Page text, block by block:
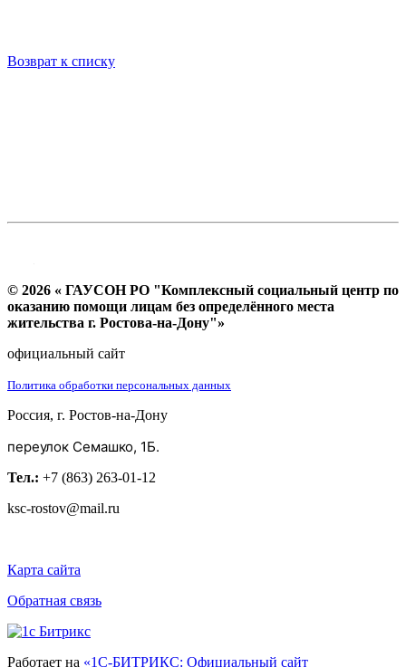
Возврат к списку
© 2026 « ГАУСОН РО "Комплексный социальный центр по
оказанию помощи лицам без определённого места
жительства г. Ростова-на-Дону"»
официальный сайт
Политика обработки персональных данных
Россия, г. Ростов-на-Дону
переулок Семашко, 1Б.
Тел.: +7 (863) 263-01-12
ksc-rostov@mail.ru
Карта сайта
Обратная связь
Работает на «1С-БИТРИКС: Официальный сайт